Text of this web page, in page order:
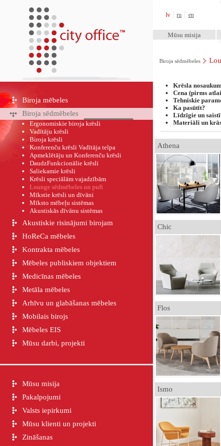
lv ru en
Mūsu misija
Biroja sēdmēbeles
Biroja mēbeles
Biroja sēdmēbeles
Ergonomiskie biroja krēsli
Vadītāju krēsli
Biroja krēsli
Konferenču krēsli Vadītāja telpa
Apmeklētāju un Konferenču krēsli
DaudzFunkcionālie krēsli
Saliekamie krēsli
Krēsli speciālām vajadzībām
Lounge sēdmēbeles un pufi
Mīkstie krēsli un dīvāni
Mīksto mēbeļu sistēmas
Akustiskās dīvānu sistēmas
Akustiskie risinājumi birojam
HoReCa mēbeles
Kontrakta mēbeles
Mēbeles publiskiem objektiem
Medicīnas mēbeles
Metāla mēbeles
Arhīvu un glabāšanas mēbeles
Mobilais birojs
Mēbeles EIS
Mūsu darbi, projekti
Mūsu misija
Pakalpojumi
Valsts iepirkumi
Mūsu klienti un projekti
Zināšanas
Krēsla
Cena (pirms
Tehniskie
Ka pasūtīt?
Līdzīgie un
Materiāli un
Athena
Chic
Flos
Ismo